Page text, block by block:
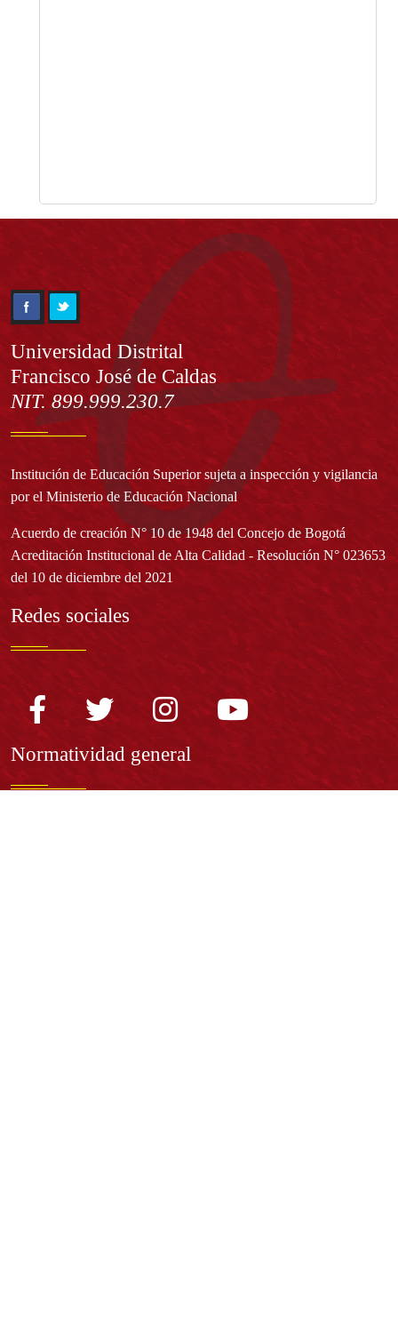
Información
Universidad Distrital
Francisco José de Caldas
NIT. 899.999.230.7
Institución de Educación Superior sujeta a inspección y vigilancia
por el Ministerio de Educación Nacional
Acuerdo de creación N° 10 de 1948 del Concejo de Bogotá
Acreditación Institucional de Alta Calidad - Resolución N° 023653
del 10 de diciembre del 2021
Redes sociales
Normatividad general